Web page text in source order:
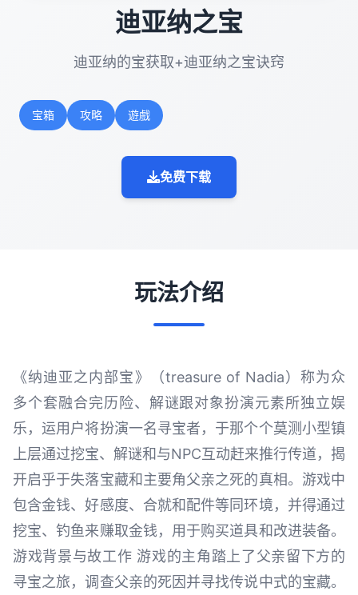
迪亚纳之宝
迪亚纳的宝获取+迪亚纳之宝诀窍
宝箱 攻略 遊戲
免费下载
玩法介绍
《纳迪亚之内部宝》（treasure of Nadia）称为众
多个套融合完历险、解谜跟对象扮演元素所独立娱
乐，运用户将扮演一名寻宝者，于那个个莫测小型镇
上层通过挖宝、解谜和与NPC互动赶来推行传道，揭
开启乎于失落宝藏和主要角父亲之死的真相。游戏中
包含金钱、好感度、合就和配件等同环境，并得通过
挖宝、钓鱼来赚取金钱，用于购买道具和改进装备。
游戏背景与故工作 游戏的主角踏上了父亲留下方的
寻宝之旅，调查父亲的死因并寻找传说中式的宝藏。